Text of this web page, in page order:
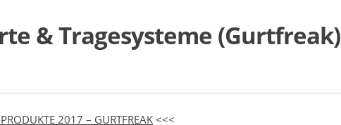
& Tragesysteme (Gurtfreak)
2017 – GURTFREAK<<<